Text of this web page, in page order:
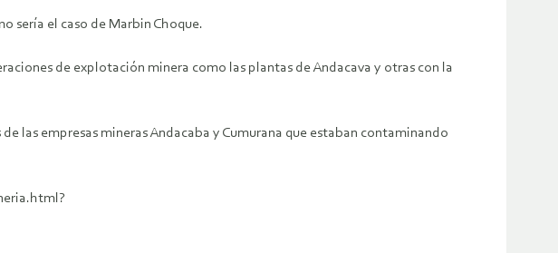
sería el caso de Marbin Choque.
de explotación minera como las plantas de Andacava y otras con la
las empresas mineras Andacaba y Cumurana que estaban contaminando